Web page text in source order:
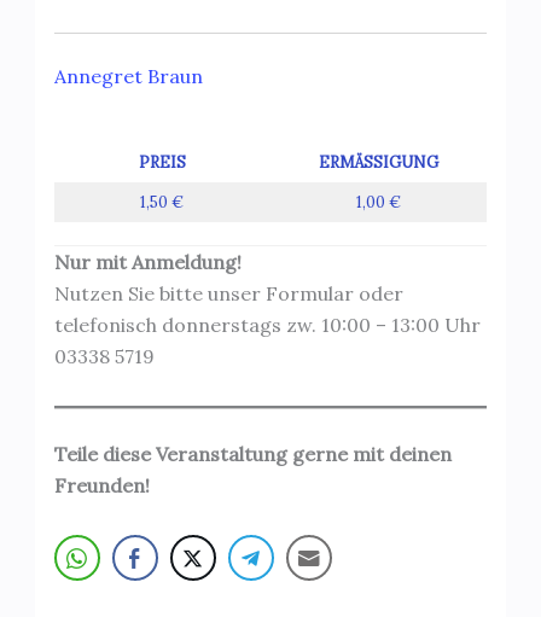
Annegret Braun
PREIS
ERMÄSSIGUNG
1,50 €
1,00 €
Nur mit Anmeldung!
Nutzen Sie bitte unser Formular oder
telefonisch donnerstags zw. 10:00 – 13:00 Uhr
03338 5719
Teile diese Veranstaltung gerne mit deinen
Freunden!